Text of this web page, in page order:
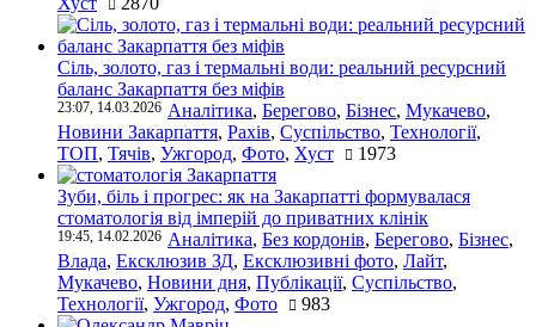
Сіль, золото, газ і термальні води: реальний ресурсний
баланс Закарпаття без міфів
23:07, 14.03.2026 Аналітика, Берегово, Бізнес, Мукачево,
Новини Закарпаття, Рахів, Суспільство, Технології,
ТОП, Тячів, Ужгород, Фото, Хуст 1973
Зуби, біль і прогрес: як на Закарпатті формувалася
стоматологія від імперій до приватних клінік
19:45, 14.02.2026 Аналітика, Без кордонів, Берегово, Бізнес,
Влада, Ексклюзив ЗД, Ексклюзивні фото, Лайт,
Мукачево, Новини дня, Публікації, Суспільство,
Технології, Ужгород, Фото 983